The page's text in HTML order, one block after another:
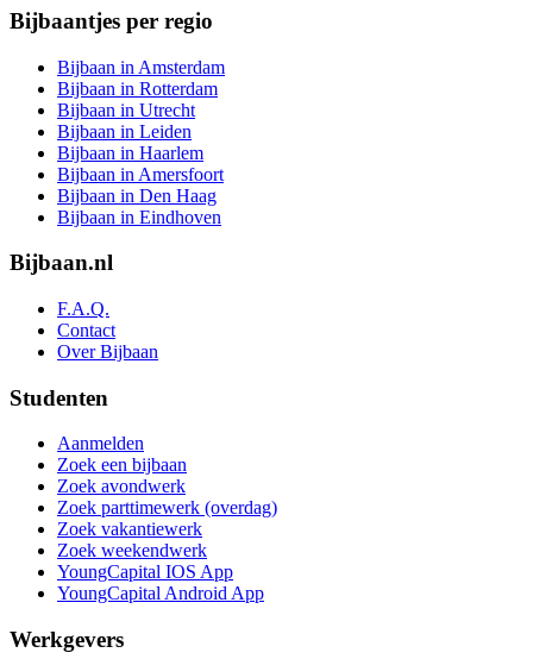
Bijbaantjes per regio
Bijbaan in Amsterdam
Bijbaan in Rotterdam
Bijbaan in Utrecht
Bijbaan in Leiden
Bijbaan in Haarlem
Bijbaan in Amersfoort
Bijbaan in Den Haag
Bijbaan in Eindhoven
Bijbaan.nl
F.A.Q.
Contact
Over Bijbaan
Studenten
Aanmelden
Zoek een bijbaan
Zoek avondwerk
Zoek parttimewerk (overdag)
Zoek vakantiewerk
Zoek weekendwerk
YoungCapital IOS App
YoungCapital Android App
Werkgevers